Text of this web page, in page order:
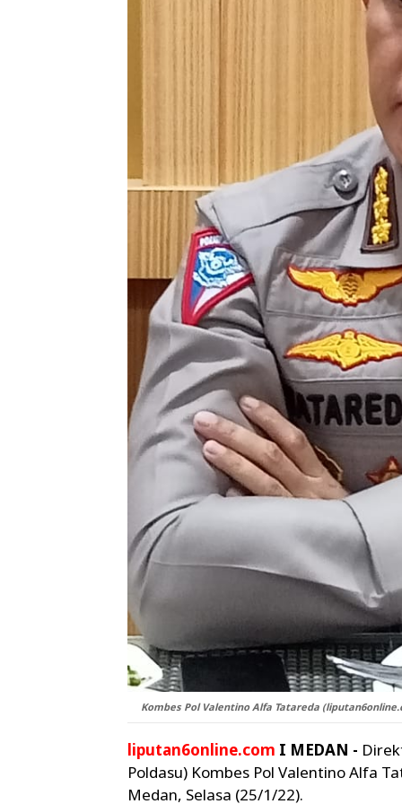
Kombes Pol Valentino Alfa Tatareda
liputan6online.com I MEDAN -
Poldasu) Kombes Pol Valentino Alfa
Medan, Selasa (25/1/22).